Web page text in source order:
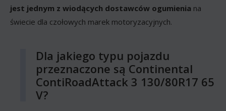
jest jednym z wiodących dostawców ogumienia na
świecie dla czołowych marek motoryzacyjnych.
Dla jakiego typu pojazdu
przeznaczone są Continental
ContiRoadAttack 3 130/80R17 65
V?